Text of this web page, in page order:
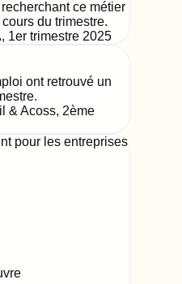
ce métier
du trimestre.
, 1er trimestre 2025
ont retrouvé un
& Acoss, 2ème
pour les entreprises